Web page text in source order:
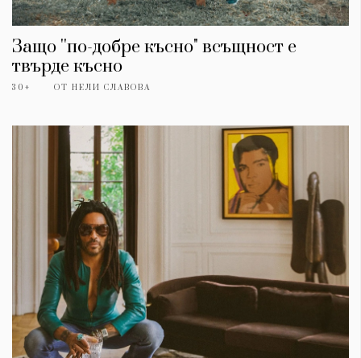
Защо ''по-добре късно" всъщност е
твърде късно
30+ ОТ НЕЛИ СЛАВОВА